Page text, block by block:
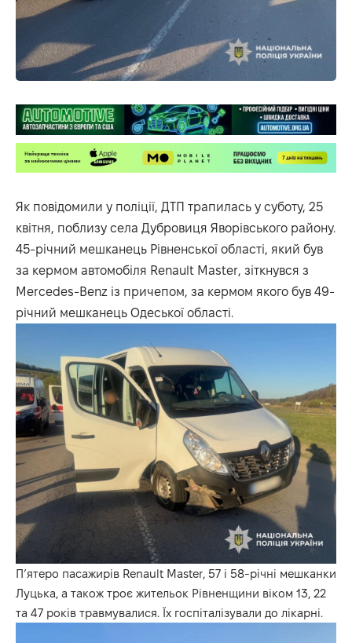
Як повідомили у поліції, ДТП трапилась у суботу, 25
квітня, поблизу села Дубровиця Яворівського району.
45-річний мешканець Рівненської області, який був
за кермом автомобіля Renault Master, зіткнувся з
Mercedes-Benz із причепом, за кермом якого був 49-
річний мешканець Одеської області.
П’ятеро пасажирів Renault Master, 57 і 58-річні мешканки
Луцька, а також троє жительок Рівненщини віком 13, 22
та 47 років травмувалися. Їх госпіталізували до лікарні.